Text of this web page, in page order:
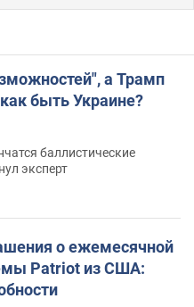
а Трамп
быть Украине?
баллистические
эксперт
о ежемесячной
Patriot из США: